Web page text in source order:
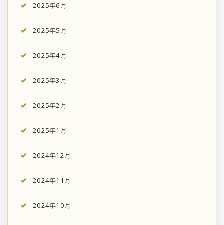
2025年6月
2025年5月
2025年4月
2025年3月
2025年2月
2025年1月
2024年12月
2024年11月
2024年10月